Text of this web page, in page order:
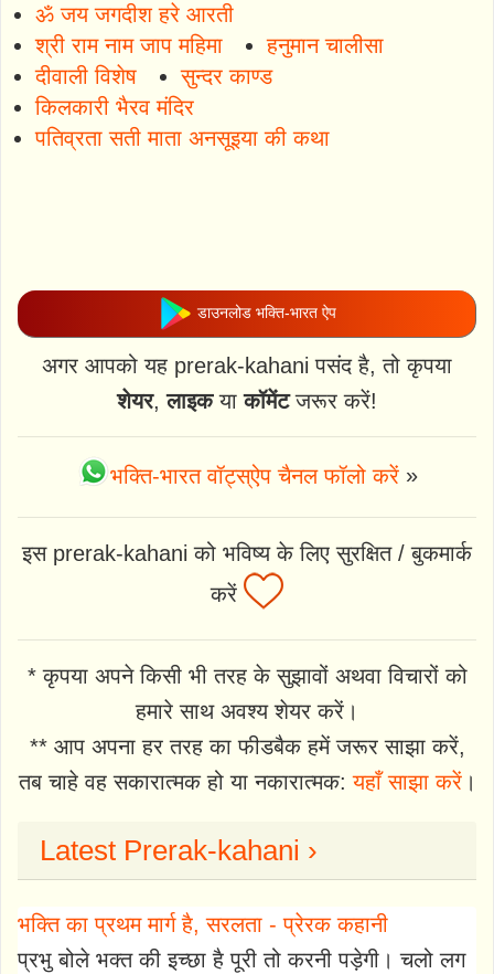
ॐ जय जगदीश हरे आरती
श्री राम नाम जाप महिमा
हनुमान चालीसा
दीवाली विशेष
सुन्दर काण्ड
किलकारी भैरव मंदिर
पतिव्रता सती माता अनसूइया की कथा
डाउनलोड भक्ति-भारत ऐप
अगर आपको यह prerak-kahani पसंद है, तो कृपया
शेयर,लाइकयाकॉमेंटजरूर करें!
भक्ति-भारत वॉट्स्ऐप चैनल फॉलो करें»
इस prerak-kahani को भविष्य के लिए सुरक्षित / बुकमार्क
करें
* कृपया अपने किसी भी तरह के सुझावों अथवा विचारों को
हमारे साथ अवश्य शेयर करें।
** आप अपना हर तरह का फीडबैक हमें जरूर साझा करें,
तब चाहे वह सकारात्मक हो या नकारात्मक:यहाँ साझा करें।
Latest Prerak-kahani ›
भक्ति का प्रथम मार्ग है, सरलता - प्रेरक कहानी
प्रभु बोले भक्त की इच्छा है पूरी तो करनी पड़ेगी। चलो लग